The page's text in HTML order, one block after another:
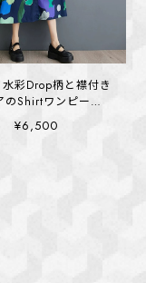
水彩Drop柄と襟付き
のShirtワンピース
(kai1385)
¥6,500